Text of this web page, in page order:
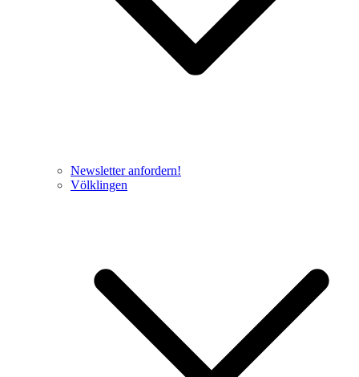
Newsletter anfordern!
Völklingen